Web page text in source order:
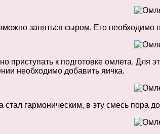
заняться сыром. Его необходимо
приступать к подготовке омлета. Для
необходимо добавить яичка.
стал гармоническим, в эту смесь пора